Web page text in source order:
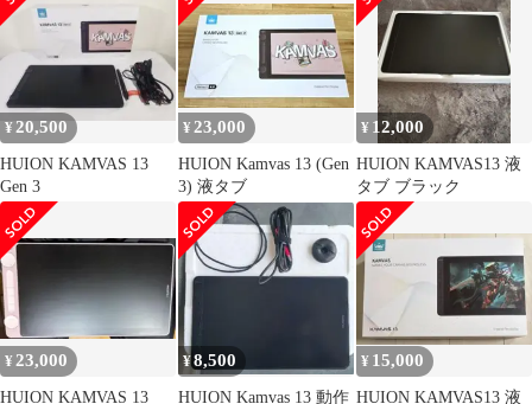
¥20,500
HUION KAMVAS 13
Gen 3
¥ 23,000
HUION Kamvas 13 (Gen
3) 液タブ
¥ 12,000
HUION KAMVAS13 液
タブ ブラック
¥ 23,000
HUION KAMVAS 13
¥8,500
HUION Kamvas 13 動作
¥ 15,000
HUION KAMVAS13 液